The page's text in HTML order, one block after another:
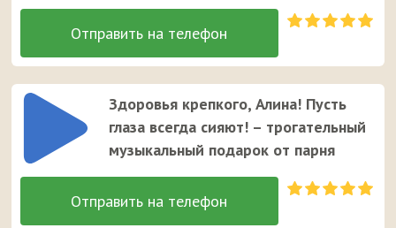
Здоровья крепкого, Алина! Пусть
глаза всегда сияют! – трогательный
музыкальный подарок от парня